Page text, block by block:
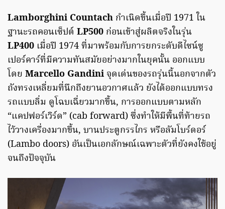
Lamborghini Countach กำเนิดขึ้นเมื่อปี 1971 ใน
ฐานะรถคอนเซ็ปต์ LP500 ก่อนเข้าสู่ผลิตจริงในรุ่น
LP400 เมื่อปี 1974 ที่มาพร้อมกับการยกระดับดีไซน์ซู
เปอร์คาร์ที่มีความทันสมัยอย่างมากในยุคนั้น ออกแบบ
โดย Marcello Gandini จุดเด่นของรถรุ่นนี้นอกจากตัว
ถังทรงเหลี่ยมที่นึกถึงยานอวกาศแล้ว ยังได้ออกแบบทรง
รถแบบลิ่ม ดูโฉบเฉี่ยวมากขึ้น, การออกแบบตามหลัก
“แคปฟอร์เวิร์ด” (cab forward) ซึ่งทำให้มีพื้นที่ท้ายรถ
ไว้วางเครื่องมากขึ้น, บานประตูกรรไกร หรือลัมโบร์ดอร์
(Lambo doors) อันเป็นเอกลักษณ์เฉพาะตัวที่ยังคงใช้อยู่
จนถึงปัจจุบัน